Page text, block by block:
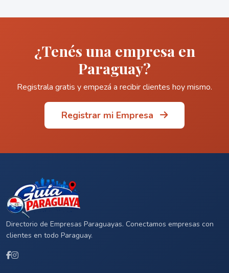
¿Tenés una empresa en
Paraguay?
Registrala gratis y empezá a recibir clientes hoy mismo.
Registrar mi Empresa
Directorio de Empresas Paraguayas. Conectamos empresas con
clientes en todo Paraguay.